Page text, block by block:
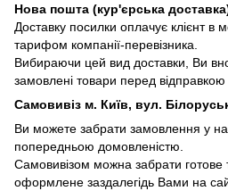
Нова пошта (кур'єрська
Доставку посилки оплачує клієнт в
тарифом компанії-перевізника.
Вибираючи цей вид доставки, Ви
замовлені товари перед
Самовивіз м. Київ, вул.
Ви можете забрати замовлення у
попередньою домовленістю.
Самовивізом можна забрати готове
оформлене заздалегідь Вами на